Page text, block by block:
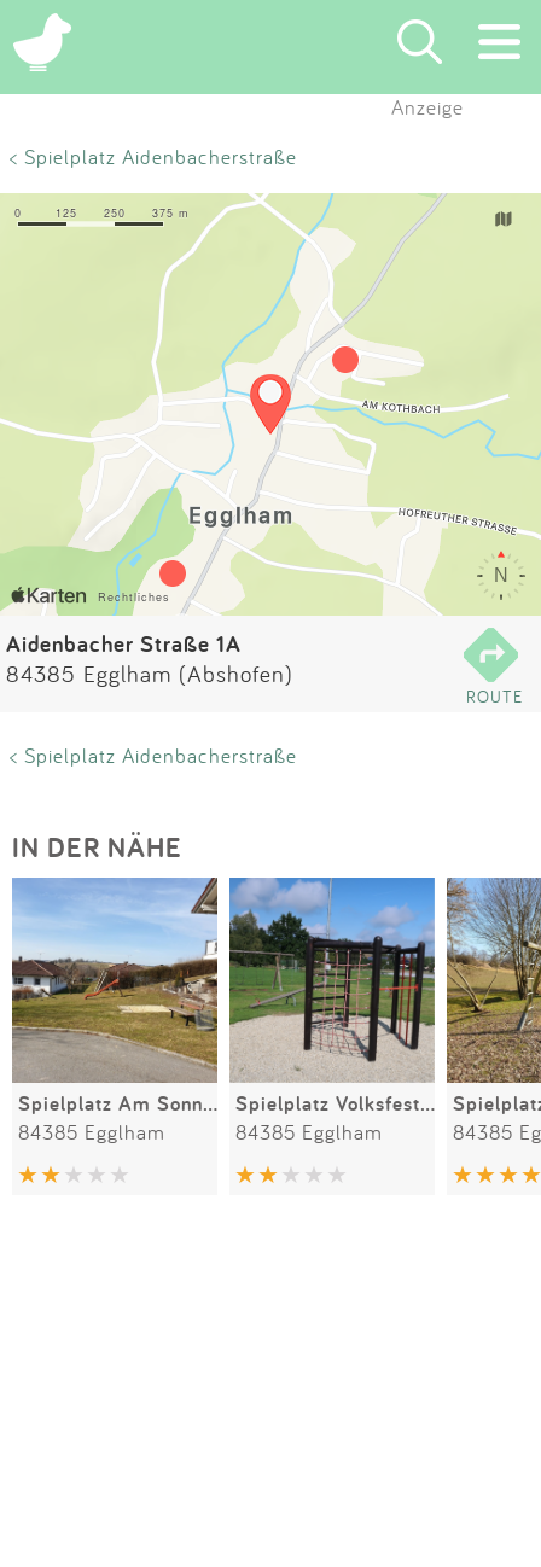
×
Suchen
Eintragen
App
Blog
Partner
Kontakt
Impressum
Anmelden
Anzeige
< Spielplatz Aidenbacherstraße
Aidenbacher Straße 1A
84385 Egglham (Abshofen)
ROUTE
< Spielplatz Aidenbacherstraße
IN DER NÄHE
Spielplatz Am Sonnenhang
84385 Egglham
Spielplatz Volksfestwiese
84385 Egglham 84385